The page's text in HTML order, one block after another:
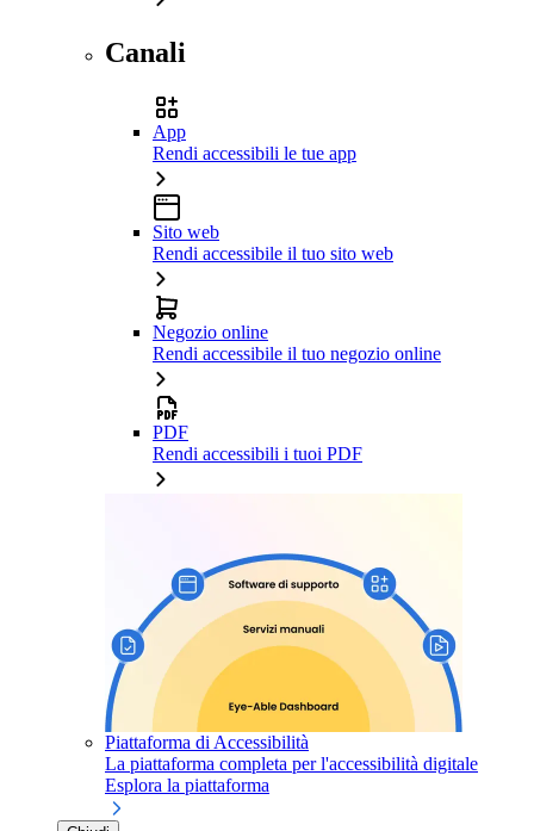
Canali
App
Rendi accessibili le tue app
Sito web
Rendi accessibile il tuo sito web
Negozio online
Rendi accessibile il tuo negozio online
PDF
Rendi accessibili i tuoi PDF
Piattaforma di Accessibilità
La piattaforma completa per l'accessibilità digitale
Esplora la piattaforma